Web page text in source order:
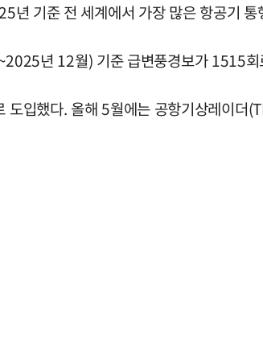
년 기준 전 세계에서 가장 많은 항공기
년 12월) 기준 급변풍경보가 1515
입했다. 올해 5월에는 공항기상레이더